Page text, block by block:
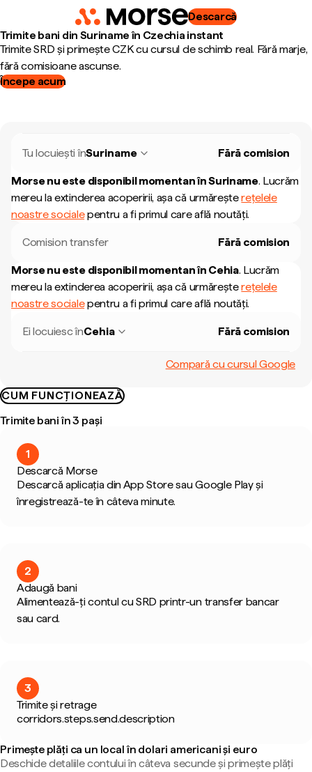
Descarcă
Trimite bani din Suriname în Czechia instant
Trimite SRD și primește CZK cu cursul de schimb real. Fără marje,
fără comisioane ascunse.
Începe acum
Tu locuiești înSuriname Fără comision
Morse nu este disponibil momentan înSuriname. Lucrăm
mereu la extinderea acoperirii, așa că urmăreșterețelele
noastre socialepentru a fi primul care află noutăți.
Comision transfer Fără comision
Morse nu este disponibil momentan în Cehia. Lucrăm
mereu la extinderea acoperirii, așa că urmăreșterețelele
noastre socialepentru a fi primul care află noutăți.
Ei locuiesc înCehia Fără comision
Compară cu cursul Google
CUM FUNCȚIONEAZĂ
Trimite bani în 3 pași
1
Descarcă Morse
Descarcă aplicația din App Store sau Google Play și
înregistrează-te în câteva minute.
2
Adaugă bani
Alimentează-ți contul cu SRD printr-un transfer bancar
sau card.
3
Trimite și retrage
corridors.steps.send.description
Primește plăți ca un local în dolari americani și euro
Deschide detaliile contului în câteva secunde și primește plăți